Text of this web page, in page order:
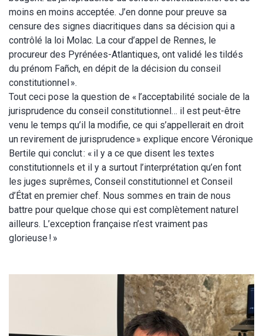
moins en moins acceptée. J’en donne pour preuve sa
censure des signes diacritiques dans sa décision qui a
contrôlé la loi Molac. La cour d’appel de Rennes, le
procureur des Pyrénées-Atlantiques, ont validé les tildés
du prénom Fañch, en dépit de la décision du conseil
constitutionnel ».
Tout ceci pose la question de « l’acceptabilité sociale de la
jurisprudence du conseil constitutionnel… il est peut-être
venu le temps qu’il la modifie, ce qui s’appellerait en droit
un revirement de jurisprudence » explique encore Véronique
Bertile qui conclut : « il y a ce que disent les textes
constitutionnels et il y a surtout l’interprétation qu’en font
les juges suprêmes, Conseil constitutionnel et Conseil
d’État en premier chef. Nous sommes en train de nous
battre pour quelque chose qui est complètement naturel
ailleurs. L’exception française n’est vraiment pas
glorieuse ! »